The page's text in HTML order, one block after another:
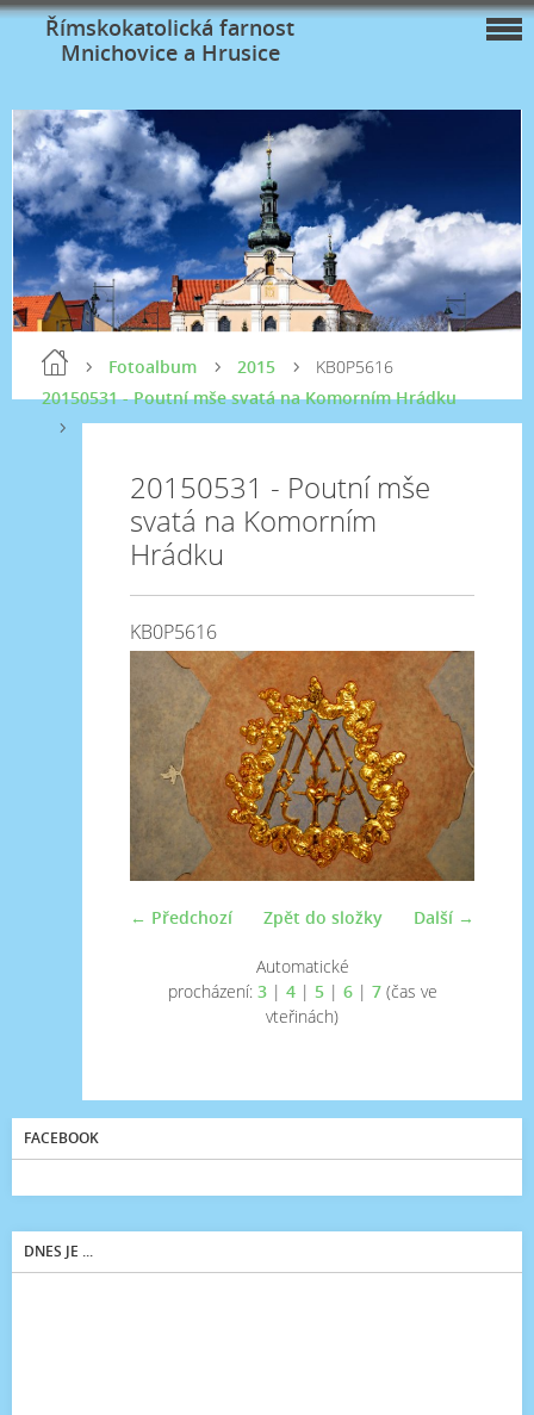
Římskokatolická farnost
Mnichovice a Hrusice
Fotoalbum
2015
20150531 - Poutní mše svatá na Komorním Hrádku
KB0P5616
20150531 - Poutní mše
svatá na Komorním
Hrádku
KB0P5616
← Předchozí Další →
Zpět do složky
Automatické
procházení: 3| 4| 5| 6| 7(čas ve
vteřinách)
FACEBOOK
DNES JE ...